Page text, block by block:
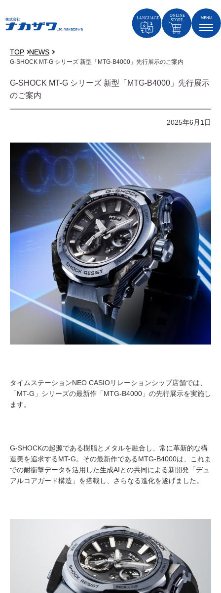
TOP NEWS
G-SHOCK MT-G シリーズ 新型「MTG-B4000」先行展示のご案内
G-SHOCK MT-G シリーズ 新型「MTG-B4000」先行展示
のご案内
2025年6月1日
タイムステーションNEO CASIOリレーションシップ店舗では、
「MT-G」シリーズの最新作「MTG-B4000」の先行展示を実施し
ます。
G-SHOCKの起源である樹脂とメタルを融合し、常に革新的な構
造美を追求するMT-G。その最新作であるMTG-B4000は、これま
での耐衝撃データを活用した生成AIとの共同による新開発「デュ
アルコアガード構造」を搭載し、さらなる進化を遂げました。